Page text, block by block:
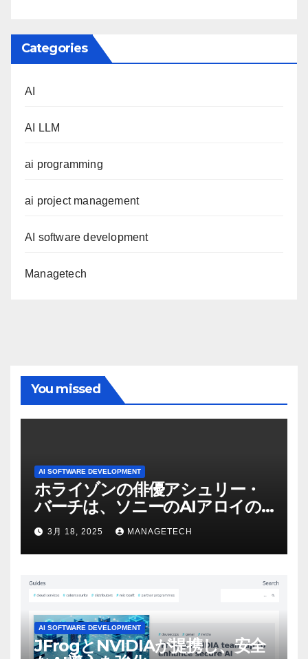
Categories
AI
AI LLM
ai programming
ai project management
AI software development
Managetech
You missed
AI SOFTWARE DEVELOPMENT
ホライゾンの俳優アシュリー・
バーチは、ソニーのAIアロイの
ビデオを見て「ゲームパフォー
マンスという芸術形式に不安を
感じた」と語る – IGN
3月 18, 2025 MANAGETECH
AI SOFTWARE DEVELOPMENT
JFrogとNVIDIAが提携し、安全